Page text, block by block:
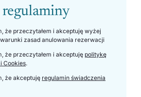
że przeczytałem i akceptuję wyżej
zasad anulowania rezerwacji
że przeczytałem i akceptuję politykę
Cookies.
że akceptuję regulamin świadczenia